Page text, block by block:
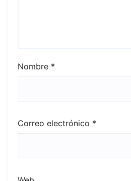
Nombre *
Correo electrónico *